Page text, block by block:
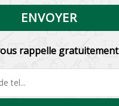
rappelle gratuitement